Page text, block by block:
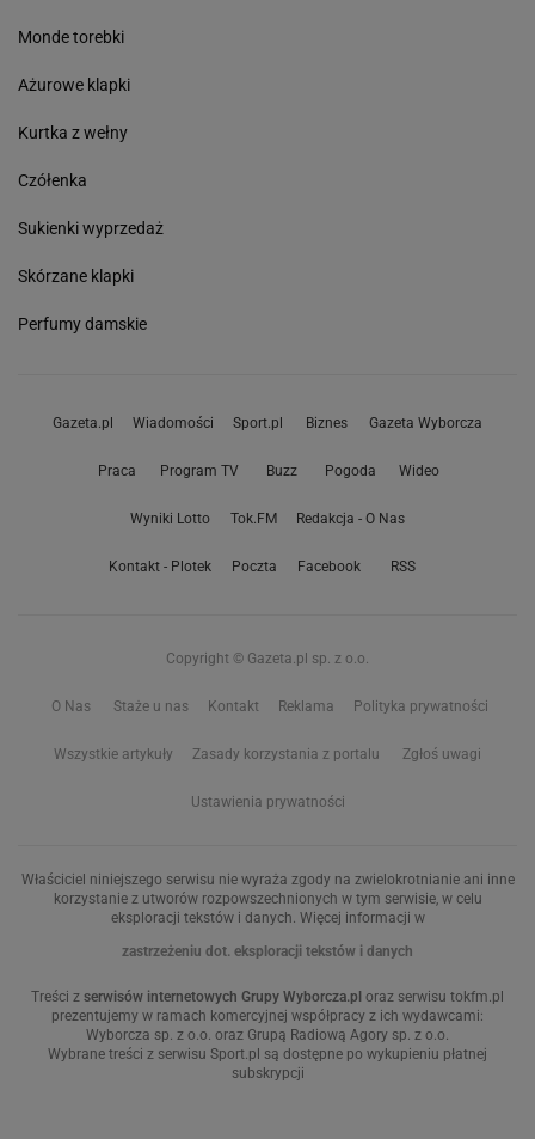
Monde torebki
Ażurowe klapki
Kurtka z wełny
Czółenka
Sukienki wyprzedaż
Skórzane klapki
Perfumy damskie
Gazeta.pl Wiadomości Sport.pl Biznes Gazeta Wyborcza
Praca Program TV Buzz Pogoda Wideo
Wyniki Lotto Tok.FM Redakcja - O Nas
Kontakt - Plotek Poczta Facebook RSS
Copyright © Gazeta.pl sp. z o.o.
O Nas Staże u nas Kontakt Reklama Polityka prywatności
Wszystkie artykuły Zasady korzystania z portalu Zgłoś uwagi
Ustawienia prywatności
Właściciel niniejszego serwisu nie wyraża zgody na zwielokrotnianie ani inne
korzystanie z utworów rozpowszechnionych w tym serwisie, w celu
eksploracji tekstów i danych. Więcej informacji w
zastrzeżeniu dot. eksploracji tekstów i danych
Treści z serwisów internetowych Grupy Wyborcza.pl oraz serwisu tokfm.pl
prezentujemy w ramach komercyjnej współpracy z ich wydawcami:
Wyborcza sp. z o.o. oraz Grupą Radiową Agory sp. z o.o.
Wybrane treści z serwisu Sport.pl są dostępne po wykupieniu płatnej
subskrypcji